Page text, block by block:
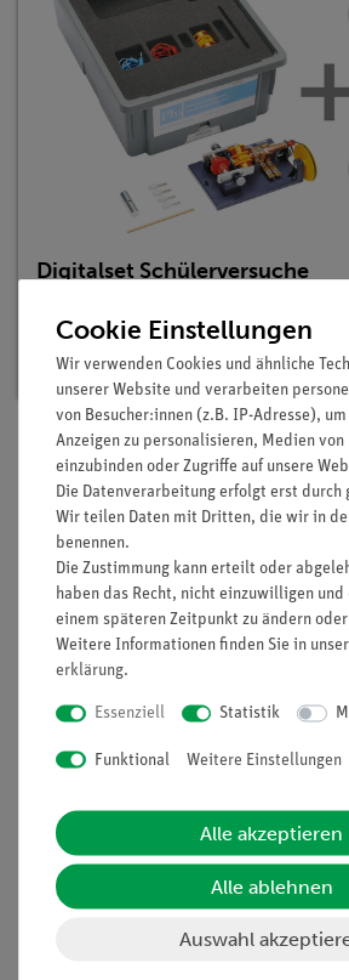
Digitalset Schülerversuche
TESS advanced Physik EMG
Beschreibung
Prinzip
Als letzter Schritt zum Aufbau eines
soll hier die Funktionsweise des
und seine Funktion im Elektromotor
Vorteile
Einfaches Design aller
Die Funktionsmodelle können
werden, dadurch sind die
der Einzelkomponenten
Kein Werkzeug nötig
Cookie Einstellungen
Wir verwenden Cookies und ähnliche
unserer Website und verarbeiten
von Besucher:innen (z.B. IP-Adresse),
Anzeigen zu personalisieren, Medien
einzubinden oder Zugriffe auf unsere
Die Datenverarbeitung erfolgt erst durch
Wir teilen Daten mit Dritten, die wir in
benennen.
Die Zustimmung kann erteilt oder
haben das Recht, nicht einzuwilligen
einem späteren Zeitpunkt zu ändern
Weitere Informationen finden Sie in
erklärung.
Essenziell Statistik
Funktional Weitere Einstellungen
Alle akzeptieren
Alle ablehnen
Auswahl